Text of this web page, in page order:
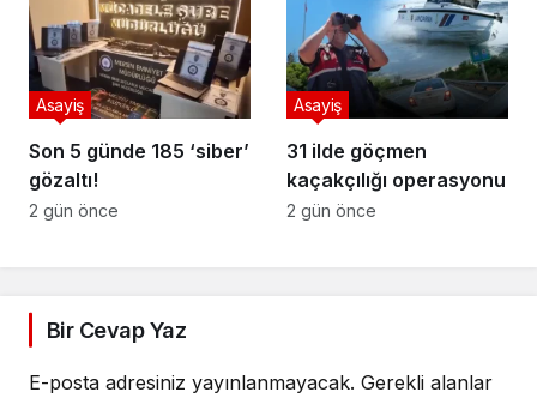
Son 5 günde 185 ‘siber’
gözaltı!
Asayiş
2 gün önce
31 ilde göçmen
kaçakçılığı operasyonu
Asayiş
2 gün önce
Bir Cevap Yaz
E-posta adresiniz yayınlanmayacak. Gerekli alanlar